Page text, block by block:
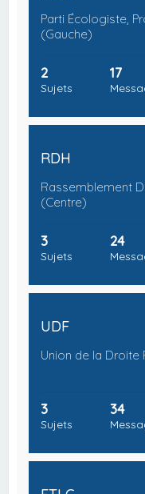
Parti Écologiste,
(Gauche)
2
Sujets
17
RDH
Rassemblement
(Centre)
3
Sujets
24
UDF
Union de la
3
Sujets
34